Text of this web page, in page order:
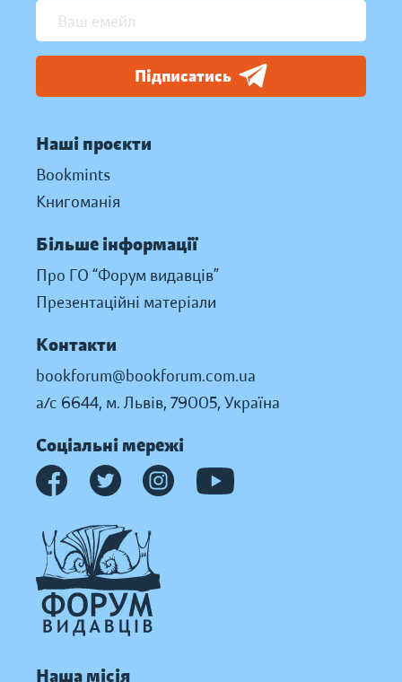
Підписатись
Наші проєкти
Bookmints
Книгоманія
Більше інформації
Про ГО “Форум видавців”
Презентаційні матеріали
Контакти
bookforum@bookforum.com.ua
а/с 6644, м. Львів, 79005, Україна
Соціальні мережі
Наша місія